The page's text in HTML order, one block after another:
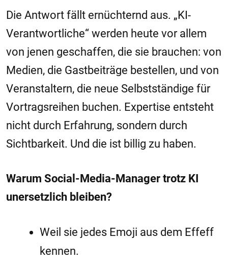
Die Antwort fällt ernüchternd aus. „KI-
Verantwortliche“ werden heute vor allem
von jenen geschaffen, die sie brauchen: von
Medien, die Gastbeiträge bestellen, und von
Veranstaltern, die neue Selbstständige für
Vortragsreihen buchen. Expertise entsteht
nicht durch Erfahrung, sondern durch
Sichtbarkeit. Und die ist billig zu haben.
Warum Social-Media-Manager trotz KI
unersetzlich bleiben?
Weil sie jedes Emoji aus dem Effeff
kennen.